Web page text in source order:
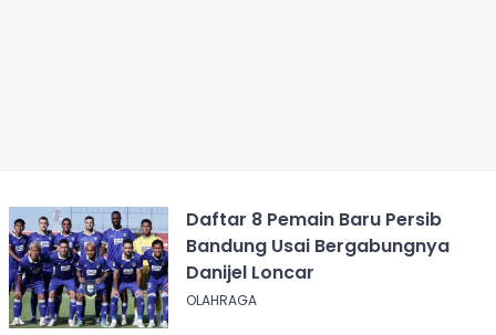
Daftar 8 Pemain Baru Persib
Bandung Usai Bergabungnya
Danijel Loncar
OLAHRAGA